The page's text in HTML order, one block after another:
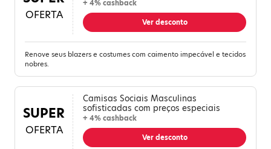
OFERTA
+ 4% cashback
Ver desconto
Renove seus blazers e costumes com caimento impecável e tecidos
nobres.
SUPER
OFERTA
Camisas Sociais Masculinas
sofisticadas com preços especiais
+ 4% cashback
Ver desconto